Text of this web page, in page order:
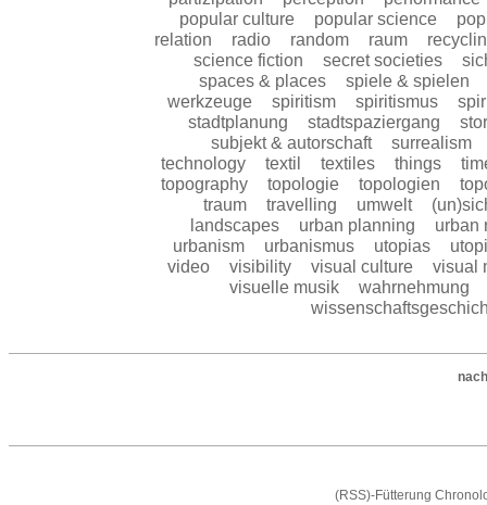
popular culture
popular science
relation
radio random raum
science fiction
secret societies
spaces & places
spiele & spielen
werkzeuge
spiritism spiritismus
stadtplanung
stadtspaziergang
subjekt & autorschaft
surrealism
technology
textil textiles things
topography
topologie topologien
traum
travelling umwelt
landscapes
urban planning
urban
urbanism
urbanismus utopias
video
visibility visual culture
visual
visuelle musik
wahrnehmung
(RSS)-Fütterung